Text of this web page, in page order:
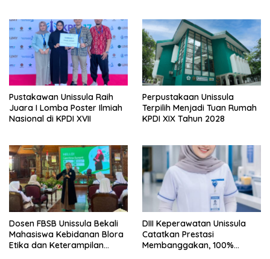
Pustakawan Unissula Raih
Juara I Lomba Poster Ilmiah
Nasional di KPDI XVII
Perpustakaan Unissula
Terpilih Menjadi Tuan Rumah
KPDI XIX Tahun 2028
Dosen FBSB Unissula Bekali
Mahasiswa Kebidanan Blora
Etika dan Keterampilan
DIII Keperawatan Unissula
Catatkan Prestasi
Membanggakan, 100%